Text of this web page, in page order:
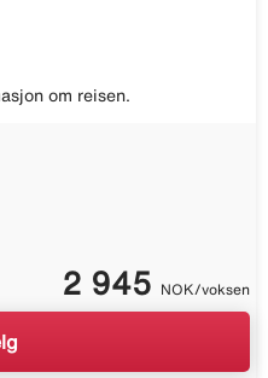
om reisen.
2 945 NOK/voksen